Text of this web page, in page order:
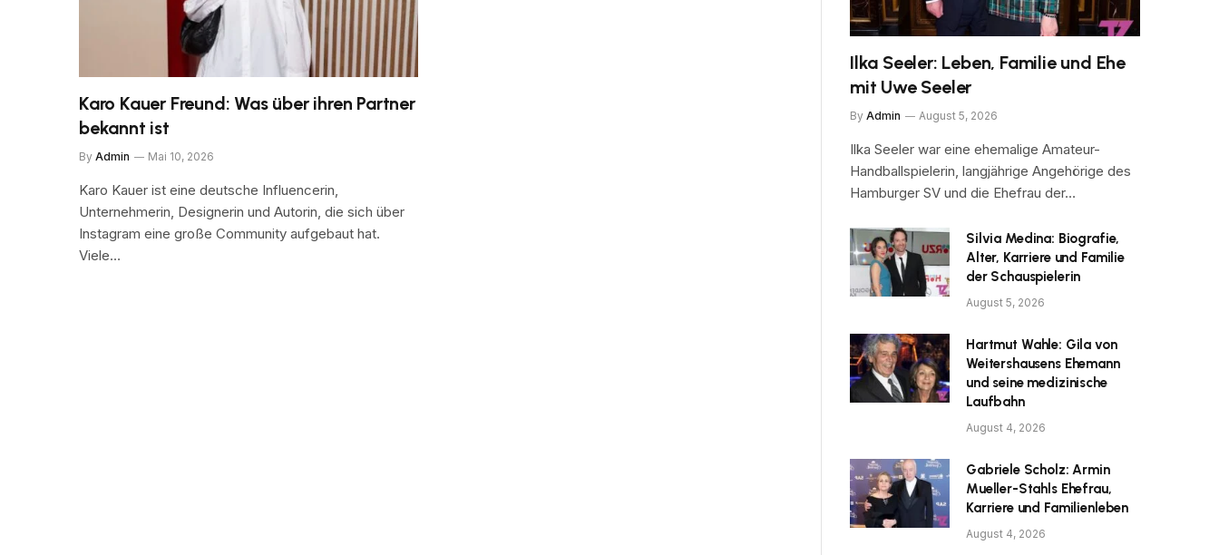
Karo Kauer Freund: Was über ihren Partner
bekannt ist
By Admin Mai 10, 2026
Karo Kauer ist eine deutsche Influencerin,
Unternehmerin, Designerin und Autorin, die sich über
Instagram eine große Community aufgebaut hat.
Viele…
Ilka Seeler: Leben, Familie und Ehe
mit Uwe Seeler
By Admin August 5, 2026
Ilka Seeler war eine ehemalige Amateur-
Handballspielerin, langjährige Angehörige des
Hamburger SV und die Ehefrau der…
Silvia Medina: Biografie,
Alter, Karriere und Familie
der Schauspielerin
August 5, 2026
Hartmut Wahle: Gila von
Weitershausens Ehemann
und seine medizinische
Laufbahn
August 4, 2026
Gabriele Scholz: Armin
Mueller-Stahls Ehefrau,
Karriere und Familienleben
August 4, 2026